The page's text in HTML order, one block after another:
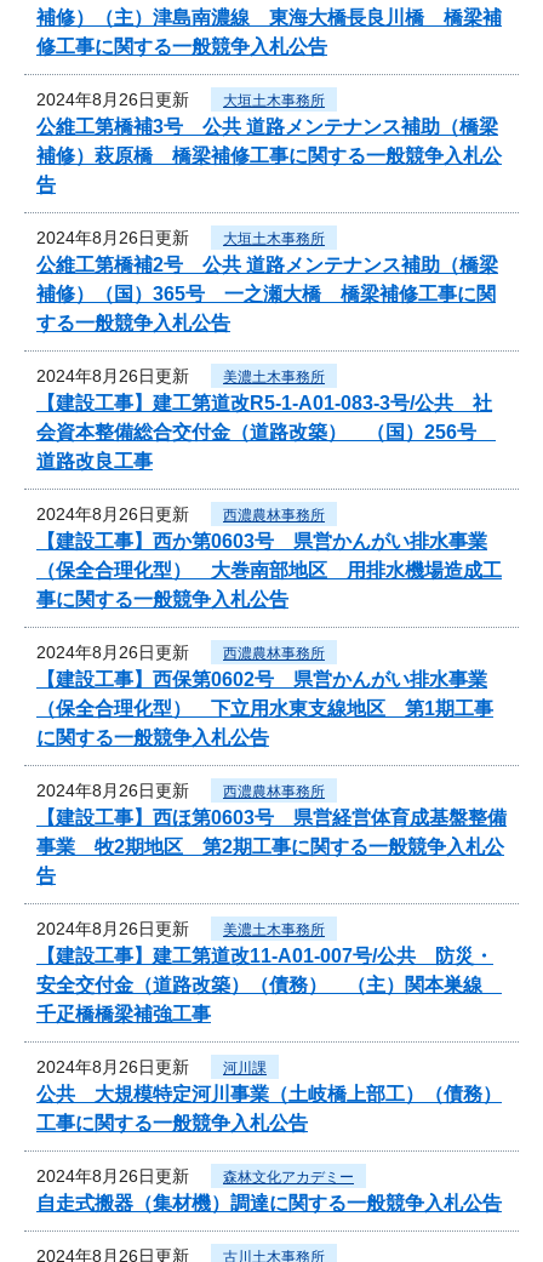
補修）（主）津島南濃線 東海大橋長良川橋 橋梁補
修工事に関する一般競争入札公告
2024年8月26日更新 大垣土木事務所
公維工第橋補3号 公共 道路メンテナンス補助（橋梁
補修）萩原橋 橋梁補修工事に関する一般競争入札公
告
2024年8月26日更新 大垣土木事務所
公維工第橋補2号 公共 道路メンテナンス補助（橋梁
補修）（国）365号 一之瀬大橋 橋梁補修工事に関
する一般競争入札公告
2024年8月26日更新 美濃土木事務所
【建設工事】建工第道改R5-1-A01-083-3号/公共 社
会資本整備総合交付金（道路改築） （国）256号
道路改良工事
2024年8月26日更新 西濃農林事務所
【建設工事】西か第0603号 県営かんがい排水事業
（保全合理化型） 大巻南部地区 用排水機場造成工
事に関する一般競争入札公告
2024年8月26日更新 西濃農林事務所
【建設工事】西保第0602号 県営かんがい排水事業
（保全合理化型） 下立用水東支線地区 第1期工事
に関する一般競争入札公告
2024年8月26日更新 西濃農林事務所
【建設工事】西ほ第0603号 県営経営体育成基盤整備
事業 牧2期地区 第2期工事に関する一般競争入札公
告
2024年8月26日更新 美濃土木事務所
【建設工事】建工第道改11-A01-007号/公共 防災・
安全交付金（道路改築）（債務） （主）関本巣線
千疋橋橋梁補強工事
2024年8月26日更新 河川課
公共 大規模特定河川事業（土岐橋上部工）（債務）
工事に関する一般競争入札公告
2024年8月26日更新 森林文化アカデミー
自走式搬器（集材機）調達に関する一般競争入札公告
2024年8月26日更新 古川土木事務所